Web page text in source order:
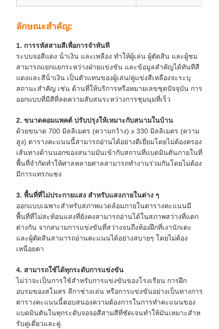
ลักษณะสําคัญ:
1. การรหัสสามสีเพื่อการจําทันที
ระบบจอสีแดง น้ําเงิน และเหลือง ทําให้ผู้เล่น ผู้ตัดสิน และผู้ชม
สามารถแยกแยกระหว่างฝ่ายแข่งขัน และข้อมูลสําคัญได้ทันทีสี
แดงและสีน้ําเงิน เป็นตัวแทนของผู้เล่น/คู่แข่งสีเหลืองจะระบุ
สถานะสําคัญ เช่น ด้านที่ให้บริการหรือหมายเลขชุดปัจจุบัน การ
ออกแบบที่มีสีที่ลดความสับสนระหว่างการชุมนุมที่เร็ว
2. ขนาดคอมแพคต์ ปรับปรุงให้เหมาะกับสนามในบ้าน
ด้วยขนาด 700 มิลลิเมตร (ความกว้าง) x 330 มิลลิเมตร (ความ
สูง) ตารางคะแนนนี้สามารถอ่านได้อย่างดีเยี่ยมโดยไม่ต้องครอง
เส้นทางด้านนอกของสนามมันเข้ากับสถานที่แบดมินตันภายในที่
พื้นที่จํากัดทําให้ศาลหลายศาลสามารถทํางานร่วมกันโดยไม่ต้อง
มีการแทรกแซง
3. พื้นที่ที่ไม่ประกายแสง สําหรับแสงภายในต่าง ๆ
ออกแบบเฉพาะสําหรับสภาพแวดล้อมภายในตารางคะแนนมี
พื้นที่ที่ไม่สะท้อนแสงที่ยังคงสามารถอ่านได้ในสภาพสว่างที่แตก
ต่างกัน จากสนามการแข่งขันที่สว่างจนถึงห้องฝึกที่เงานักเตะ
และผู้ตัดสินสามารถอ่านคะแนนได้อย่างสบายๆ โดยไม่ต้อง
เหนื่อยตา
4. สามารถใช้ได้ทุกระดับการแข่งขัน
ไม่ว่าจะเป็นการใช้สําหรับการแข่งขันของโรงเรียน การฝึก
อบรมของสโมสร ลีกาช่างเล่น หรือการแข่งขันอย่างเป็นทางการ
ตารางคะแนนนี้ตอบสนองความต้องการในการทําคะแนนของ
แบดมินตันในทุกระดับจอจอสีสามสีที่ชัดเจนทําให้มันเหมาะสําห
รับคู่เดี่ยวและคู่.